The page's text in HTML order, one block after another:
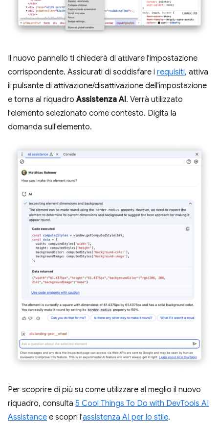
Il nuovo pannello ti chiederà di attivare l'impostazione
corrispondente. Assicurati di soddisfare i requisiti, attiva
il pulsante di attivazione/disattivazione dell'impostazione
e torna al riquadroAssistenza AI. Verrà utilizzato
l'elemento selezionato come contesto. Digita la
domanda sull'elemento.
Per scoprire di più su come utilizzare al meglio il nuovo
riquadro, consulta 5 Cool Things To Do with DevTools AI
Assistance e scopri l'assistenza AI per lo stile.